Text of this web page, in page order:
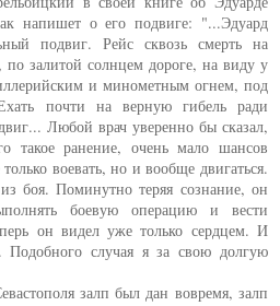
напишет о его подвиге: "...Эдуард
подвиг. Рейс сквозь смерть на
по залитой солнцем дороге, на виду у
и минометным огнем, под
почти на верную гибель ради
Любой врач уверенно бы сказал,
такое ранение, очень мало шансов
воевать, но и вообще двигаться.
боя. Поминутно теряя сознание, он
боевую операцию и вести
он видел уже только сердцем. И
Подобного случая я за свою долгую
залп был дан вовремя, залп